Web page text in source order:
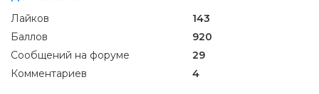
Лайков
143
Баллов
920
Сообщений на форуме
29
Комментариев
4